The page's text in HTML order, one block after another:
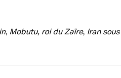
, Mobutu, roi du Zaïre, Iran